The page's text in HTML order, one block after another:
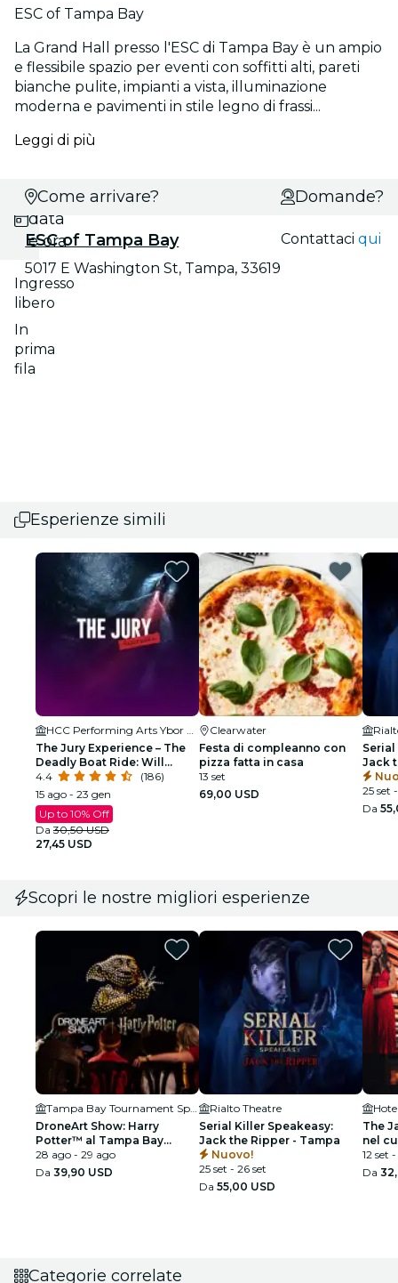
ESC of Tampa Bay
La Grand Hall presso l'ESC di Tampa Bay è un ampio
e flessibile spazio per eventi con soffitti alti, pareti
bianche pulite, impianti a vista, illuminazione
moderna e pavimenti in stile legno di frassi...
Leggi di più
Scegli
data
e ora
Ingresso
libero
In
prima
fila
Come arrivare?
ESC of Tampa Bay
5017 E Washington St, Tampa, 33619
Domande?
Contattaciqui
Esperienze simili
The Jury Experience – The
Deadly Boat Ride: Will
Tampa Deliver Justice?
4.4
(186)
15 ago - 23 gen
Up to 10% Off
Da 30,50 USD
27,45 USD
Clearwater
Festa di compleanno con
pizza fatta in casa
13 set
69,00 USD
Jack
25 set
Da
Scopri le nostre migliori esperienze
DroneArt Show: Harry
Potter™ al Tampa Bay
Tournament Sportsplex
28 ago - 29 ago
Da 39,90 USD
Rialto Theatre
Serial Killer Speakeasy:
Jack the Ripper - Tampa
Nuovo!
25 set - 26 set
Da 55,00 USD
The
nel
12 set
Da
Categorie correlate